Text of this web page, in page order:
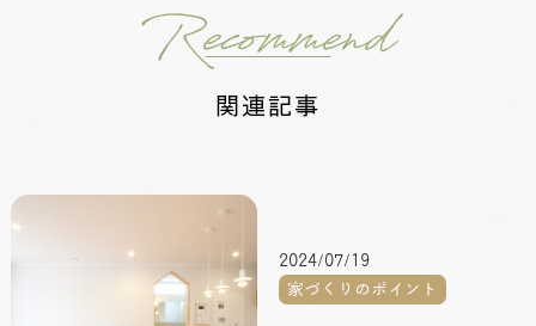
Recommend
関連記事
2024/07/19
家づくりのポイント